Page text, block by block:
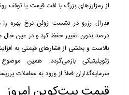
از رمزارز‌های بزرگ با افت قیمت یا توقف
درصد بدون تغییر حفظ کرد و در عین حال
بالاست و بخشی از فشار‌های قیمتی به
ژئوپلیتیکی بازمی‌گردد. همین
سرمایه‌گذاران فعلاً از ورود به معاملات